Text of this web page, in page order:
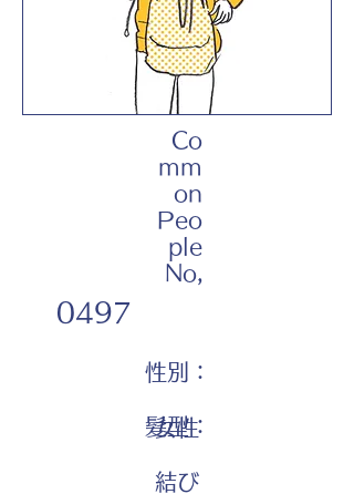
Co
mm
on
Peo
ple
No,
0497
性別：
女性
髪型：
結び